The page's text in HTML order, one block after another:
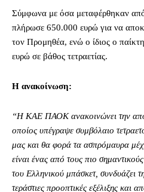
Σύμφωνα με όσα μεταφέρθηκαν
πλήρωσε 650.000 ευρώ για να
τον Προμηθέα, ενώ ο ίδιος ο
ευρώ σε βάθος τετραετίας.
Η ανακοίνωση:
“Η ΚΑΕ ΠΑΟΚ ανακοινώνει την
οποίος υπέγραψε συμβόλαιο
μας και θα φορά τα ασπρόμαυρα
είναι ένας από τους πιο
του Ελληνικού μπάσκετ, συνδυάζει
τεράστιες προοπτικές εξέλιξης και